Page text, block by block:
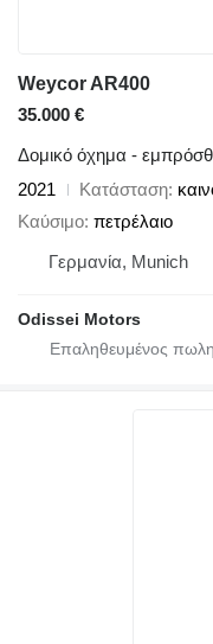
Weycor AR400
35.000 €
Δομικό όχημα -
2021
Κατάσταση
Καύσιμο πετρέλαιο
Γερμανία, Munich
Odissei Motors